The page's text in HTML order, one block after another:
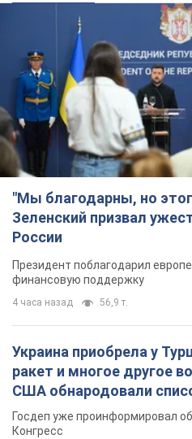
"Мы благодарны, но
Зеленский призвал
России
Президент поблагодарил
финансовую поддержку
4 часа назад 56,9 т.
Украина приобрела у
ракет и многое другое
США обнародовали
Госдеп уже проинформировал
Конгресс